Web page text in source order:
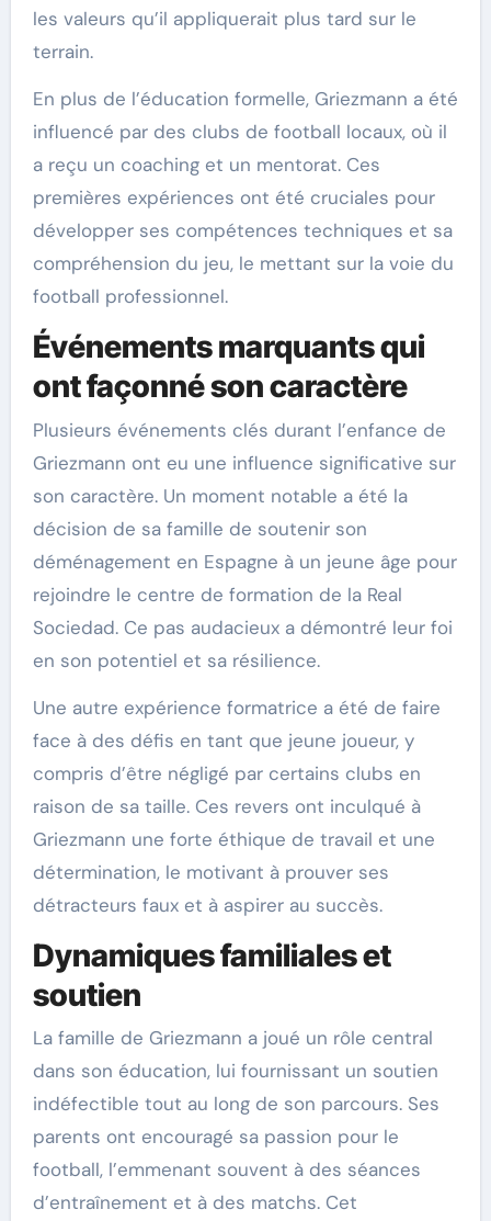
les valeurs qu’il appliquerait plus tard sur le
terrain.
En plus de l’éducation formelle, Griezmann a été
influencé par des clubs de football locaux, où il
a reçu un coaching et un mentorat. Ces
premières expériences ont été cruciales pour
développer ses compétences techniques et sa
compréhension du jeu, le mettant sur la voie du
football professionnel.
Événements marquants qui
ont façonné son caractère
Plusieurs événements clés durant l’enfance de
Griezmann ont eu une influence significative sur
son caractère. Un moment notable a été la
décision de sa famille de soutenir son
déménagement en Espagne à un jeune âge pour
rejoindre le centre de formation de la Real
Sociedad. Ce pas audacieux a démontré leur foi
en son potentiel et sa résilience.
Une autre expérience formatrice a été de faire
face à des défis en tant que jeune joueur, y
compris d’être négligé par certains clubs en
raison de sa taille. Ces revers ont inculqué à
Griezmann une forte éthique de travail et une
détermination, le motivant à prouver ses
détracteurs faux et à aspirer au succès.
Dynamiques familiales et
soutien
La famille de Griezmann a joué un rôle central
dans son éducation, lui fournissant un soutien
indéfectible tout au long de son parcours. Ses
parents ont encouragé sa passion pour le
football, l’emmenant souvent à des séances
d’entraînement et à des matchs. Cet